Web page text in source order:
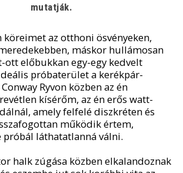
mutatják.
köreimet az otthoni ösvényeken,
máskor hullámosan
ott előbukkan egy-egy kedvelt
próbaterület a kerékpár-
Ryvon közben az én
kísérőm, az én erős watt-
amely felfelé diszkréten és
működik értem,
láthatatlanná válni.
halk zúgása közben elkalandoznak